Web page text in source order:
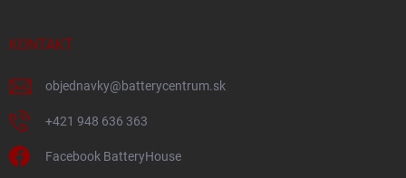
KONTAKT
objednavky@batterycentrum.sk
+421 948 636 363
Facebook BatteryHouse